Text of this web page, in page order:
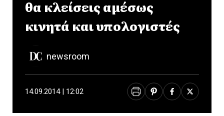
θα κλείσεις αμέσως
κινητά και υπολογιστές
newsroom
14.09.2014 | 12:02